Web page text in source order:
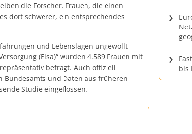
die Forscher. Frauen, die einen
dort schwerer, ein entsprechendes
und Lebenslagen ungewollt
(Elsa)“ wurden 4.589 Frauen mit
befragt. Auch offiziell
Bundesamts und Daten aus früheren
Studie eingeflossen.
bis